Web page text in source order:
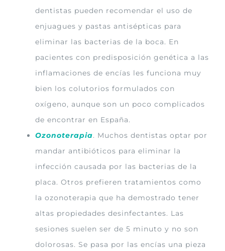
dentistas pueden recomendar el uso de
enjuagues y pastas antisépticas para
eliminar las bacterias de la boca. En
pacientes con predisposición genética a las
inflamaciones de encías les funciona muy
bien los colutorios formulados con
oxígeno, aunque son un poco complicados
de encontrar en España.
Ozonoterapia. Muchos dentistas optar por
mandar antibióticos para eliminar la
infección causada por las bacterias de la
placa. Otros prefieren tratamientos como
la ozonoterapia que ha demostrado tener
altas propiedades desinfectantes. Las
sesiones suelen ser de 5 minuto y no son
dolorosas. Se pasa por las encías una pieza